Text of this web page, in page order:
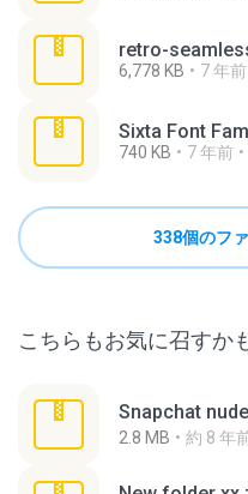
retro-
6,778 KB 7 年前
Sixta Font
740 KB 7 年前
338個のフ
こちらもお気に召すか
Snapchat
2.8 MB 約 8 年